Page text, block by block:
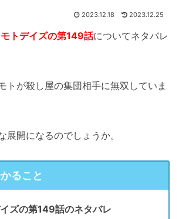
2023.12.18 2023.12.25
トデイズの第149話についてネタバレ
トが殺し屋の集団相手に無双していま
展開になるのでしょうか。
ること
ズの第149話のネタバレ